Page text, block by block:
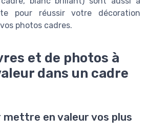
pour réussir votre décoration
photos cadres.
et de photos à
dans un cadre
mettre en valeur vos plus